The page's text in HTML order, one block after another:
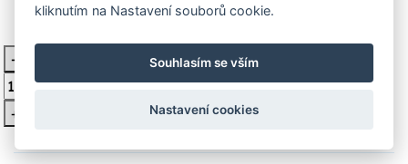
-
+
Vložit do košíku
kliknutím na Nastavení souborů cookie.
Souhlasím se vším
Nastavení cookies